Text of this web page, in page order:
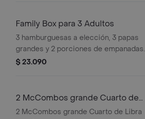
Family Box para 3 Adultos
3 hamburguesas a elección, 3 papas
grandes y 2 porciones de empanadas.
$ 23.090
2 McCombos grande Cuarto de
Libra con Queso + McCombo
2 McCombos grande Cuarto de Libra